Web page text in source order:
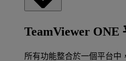
TeamViewer ONE
所有功能整合於一個平台中